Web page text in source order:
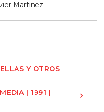
Martinez
Y OTROS
| 1991 |